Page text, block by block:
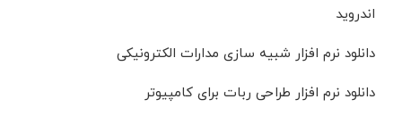
اندروید
دانلود نرم افزار شبیه سازی مدارات الکترونیکی
دانلود نرم افزار طراحی ربات برای کامپیوتر